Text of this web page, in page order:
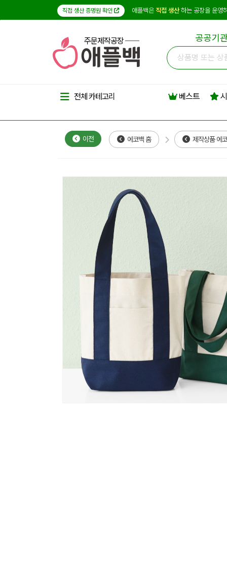
직접 생산 증명원 확인 애플백은 직접 생산하는 공장을 운영
주문제작공장 공공기
전체 카테고리 베스트
이전 에코백 홈 제작상품 에